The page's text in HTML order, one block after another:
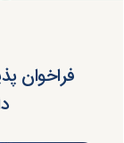
فراخوان